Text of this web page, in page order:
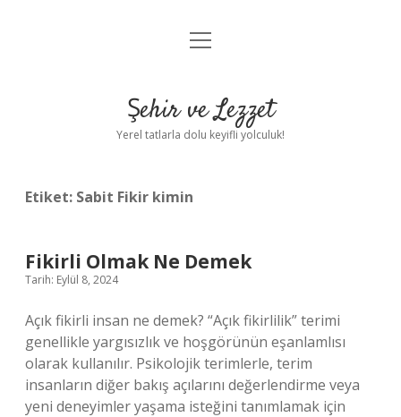
Anasayfa
Yasal Uyarı
menüyü
Şehir ve Lezzet
Yerel tatlarla dolu keyifli yolculuk!
Etiket: Sabit Fikir kimin
Fikirli Olmak Ne Demek
Tarih: Eylül 8, 2024
Açık fikirli insan ne demek? “Açık fikirlilik” terimi
genellikle yargısızlık ve hoşgörünün eşanlamlısı
olarak kullanılır. Psikolojik terimlerle, terim
insanların diğer bakış açılarını değerlendirme veya
yeni deneyimler yaşama isteğini tanımlamak için